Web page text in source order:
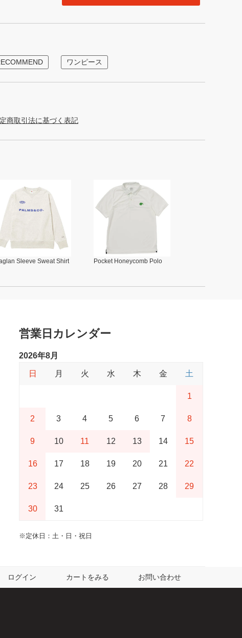
ワンピース
商取引法に基づく表記
Sleeve Sweat Shirt Pocket Honeycomb Polo
営業日カレンダー
2026年8月
日 月 火 水 木 金 土
1
2 3 4 5 6 7 8
9 10 11 12 13 14 15
16 17 18 19 20 21 22
23 24 25 26 27 28 29
30 31
※定休日：土・日・祝日
ログイン カートをみる お問い合わせ